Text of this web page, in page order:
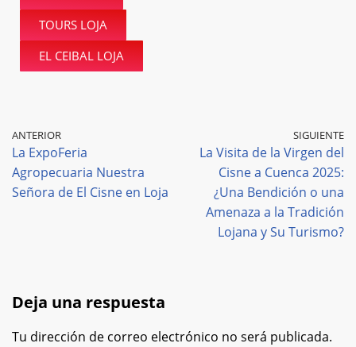
TOURS LOJA
EL CEIBAL LOJA
ANTERIOR
La ExpoFeria
Agropecuaria Nuestra
Señora de El Cisne en Loja
SIGUIENTE
La Visita de la Virgen del
Cisne a Cuenca 2025:
¿Una Bendición o una
Amenaza a la Tradición
Lojana y Su Turismo?
Deja una respuesta
Tu dirección de correo electrónico no será publicada.